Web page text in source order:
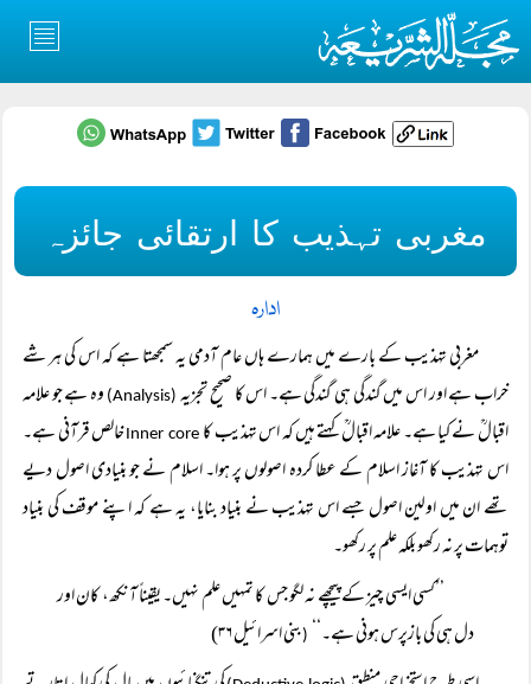
مغربی تہذیب کا ارتقائی جائزہ
ادارہ
مغربی تہذیب کے بارے میں ہمارے ہاں عام آدمی یہ سمجھتا ہے کہ اس کی ہر شے
خراب ہے اور اس میں گندگی ہی گندگی ہے۔ اس کا صحیح تجزیہ(Analysis)
وہ ہے جو علامہ
اقبالؒ نے کیا ہے۔ علامہ اقبالؒ کہتے ہیں کہ اس تہذیب کا Inner core
خالص قرآنی ہے۔
اس تہذیب کا آغاز اسلام کے عطا کردہ اصولوں پر ہوا۔ اسلام نے جو بنیادی اصول دیے
تھے ان میں اولین اصول جسے اس تہذیب نے بنیاد بنایا، یہ ہے کہ اپنے موقف کی بنیاد
توہمات پر نہ رکھو بلکہ علم پر رکھو۔
’’کسی ایسی چیز کے پیچھے نہ لگو جس کا تمہیں علم نہیں۔ یقیناً آنکھ، کان اور
دل ہی کی بازپرس ہونی ہے۔‘‘
(بنی اسرائیل ۳۶)